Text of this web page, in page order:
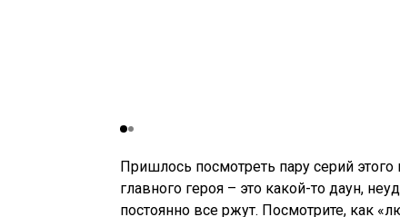
Пришлось посмотреть пару серий
главного героя – это какой-то даун,
постоянно все ржут. Посмотрите, как